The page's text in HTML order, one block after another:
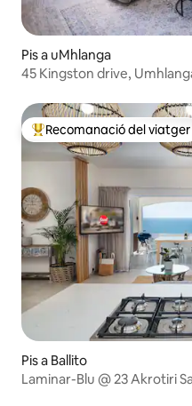
Pis a uMhlanga
45 Kingston drive,
Principals recomanacions
Recomanació del viatger
Pis a Ballito
Laminar-Blu @ 23 Akrotiri